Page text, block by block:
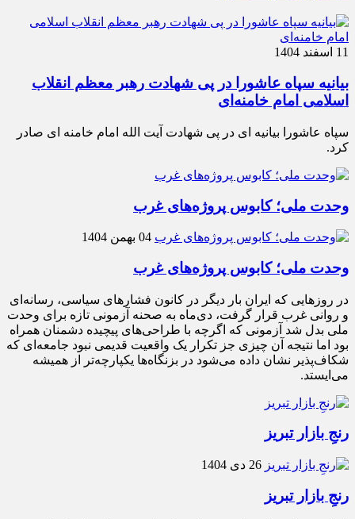
11 اسفند 1404
بیانیه سپاه عاشورا در پی شهادت رهبر معظم انقلاب
اسلامی امام خامنه‌ای
سپاه عاشورا بیانیه ای در پی شهادت آیت الله امام خامنه ای صادر
کرد.
وحدت ملی؛ کابوس پروژه‌های غرب
04 بهمن 1404
وحدت ملی؛ کابوس پروژه‌های غرب
در روزهایی که ایران بار دیگر در کانون فشارهای سیاسی، رسانه‌ای
و روانی غرب قرار گرفت، دی‌ماه به صحنه آزمونی تازه برای وحدت
ملی بدل شد آزمونی که اگرچه با طراحی‌های پیچیده دشمنان همراه
بود اما نتیجه آن چیزی جز تکرار یک واقعیت قدیمی نبود جامعه‌ای که
شکاف‌پذیر نشان داده می‌شود در بزنگاه‌ها یکپارچه‌تر از همیشه
می‌ایستد.
رنجِ بازار تبریز
26 دی 1404
رنجِ بازار تبریز